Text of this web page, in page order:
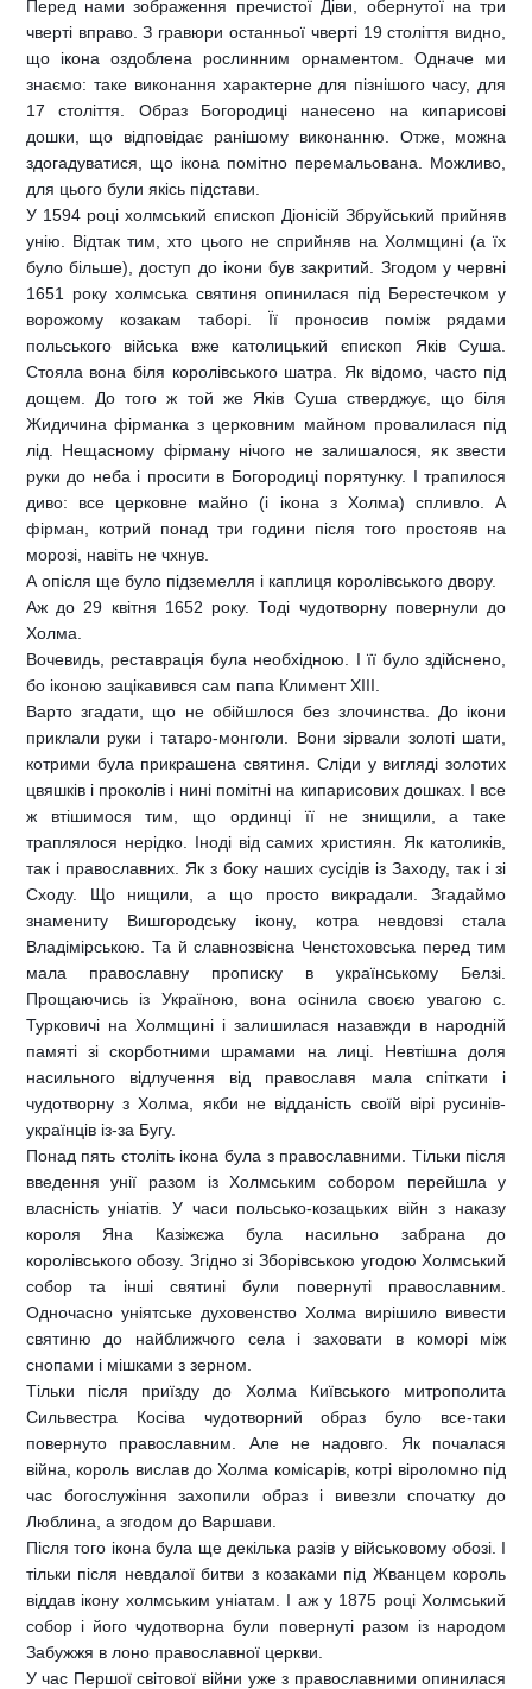
Перед нами зображення пречистої Діви, обернутої на три
чверті вправо. З гравюри останньої чверті 19 століття видно,
що ікона оздоблена рослинним орнаментом. Одначе ми
знаємо: таке виконання характерне для пізнішого часу, для
17 століття. Образ Богородиці нанесено на кипарисові
дошки, що відповідає ранішому виконанню. Отже, можна
здогадуватися, що ікона помітно перемальована. Можливо,
для цього були якісь підстави.
У 1594 році холмський єпископ Діонісій Збруйський прийняв
унію. Відтак тим, хто цього не сприйняв на Холмщині (а їх
було більше), доступ до ікони був закритий. Згодом у червні
1651 року холмська святиня опинилася під Берестечком у
ворожому козакам таборі. Її проносив поміж рядами
польського війська вже католицький єпископ Яків Суша.
Стояла вона біля королівського шатра. Як відомо, часто під
дощем. До того ж той же Яків Суша стверджує, що біля
Жидичина фірманка з церковним майном провалилася під
лід. Нещасному фірману нічого не залишалося, як звести
руки до неба і просити в Богородиці порятунку. І трапилося
диво: все церковне майно (і ікона з Холма) спливло. А
фірман, котрий понад три години після того простояв на
морозі, навіть не чхнув.
А опісля ще було підземелля і каплиця королівського двору.
Аж до 29 квітня 1652 року. Тоді чудотворну повернули до
Холма.
Вочевидь, реставрація була необхідною. І її було здійснено,
бо іконою зацікавився сам папа Климент ХІІІ.
Варто згадати, що не обійшлося без злочинства. До ікони
приклали руки і татаро-монголи. Вони зірвали золоті шати,
котрими була прикрашена святиня. Сліди у вигляді золотих
цвяшків і проколів і нині помітні на кипарисових дошках. І все
ж втішимося тим, що ординці її не знищили, а таке
траплялося нерідко. Іноді від самих християн. Як католиків,
так і православних. Як з боку наших сусідів із Заходу, так і зі
Сходу. Що нищили, а що просто викрадали. Згадаймо
знамениту Вишгородську ікону, котра невдовзі стала
Владімірською. Та й славнозвісна Ченстоховська перед тим
мала православну прописку в українському Белзі.
Прощаючись із Україною, вона осінила своєю увагою с.
Турковичі на Холмщині і залишилася назавжди в народній
памяті зі скорботними шрамами на лиці. Невтішна доля
насильного відлучення від православя мала спіткати і
чудотворну з Холма, якби не відданість своїй вірі русинів-
українців із-за Бугу.
Понад пять століть ікона була з православними. Тільки після
введення унії разом із Холмським собором перейшла у
власність уніатів. У часи польсько-козацьких війн з наказу
короля Яна Казіжєжа була насильно забрана до
королівського обозу. Згідно зі Зборівською угодою Холмський
собор та інші святині були повернуті православним.
Одночасно уніятське духовенство Холма вирішило вивести
святиню до найближчого села і заховати в коморі між
снопами і мішками з зерном.
Тільки після приїзду до Холма Київського митрополита
Сильвестра Косіва чудотворний образ було все-таки
повернуто православним. Але не надовго. Як почалася
війна, король вислав до Холма комісарів, котрі віроломно під
час богослужіння захопили образ і вивезли спочатку до
Люблина, а згодом до Варшави.
Після того ікона була ще декілька разів у військовому обозі. І
тільки після невдалої битви з козаками під Жванцем король
віддав ікону холмським уніатам. І аж у 1875 році Холмський
собор і його чудотворна були повернуті разом із народом
Забужжя в лоно православної церкви.
У час Першої світової війни уже з православними опинилася